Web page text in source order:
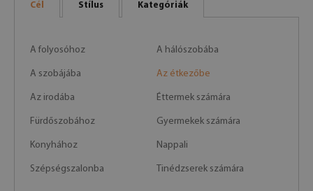
Cél Stílus Kategóriák
A folyosóhoz A hálószobába
A szobájába Az étkezőbe
Az irodába Éttermek számára
Fürdőszobához Gyermekek számára
Konyhához Nappali
Szépségszalonba Tinédzserek számára